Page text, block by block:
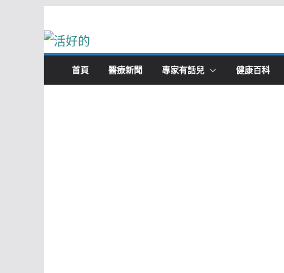
to
content
首頁 醫療新聞 專家有話兒 健康百科